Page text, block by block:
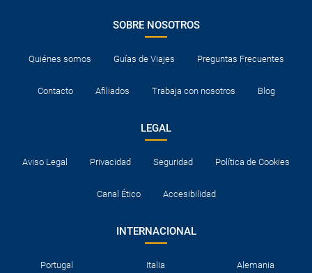
SOBRE NOSOTROS
Quiénes somos Guías de Viajes Preguntas Frecuentes
Contacto Afiliados Trabaja con nosotros Blog
LEGAL
Aviso Legal Privacidad Seguridad Política de Cookies
Canal Ético Accesibilidad
INTERNACIONAL
Portugal Italia Alemania